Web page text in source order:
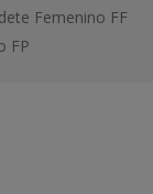
Femenino FF
FP